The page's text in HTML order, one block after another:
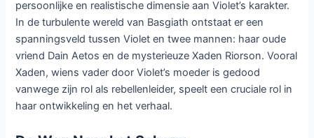
“Ik heb de hele tijd met mijn voeten geschopt,” zei Yarros
opgewonden. “Moira heeft zo’n geweldig werk geleverd
met het vastleggen van ieders stem en de dialogen waar
jullie van houden.”
Het Verhaal van Fourth Wing
Fourth Wingvolgt het verhaal van Violet Sorrengail, een